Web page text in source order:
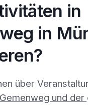
in
in
über
und der